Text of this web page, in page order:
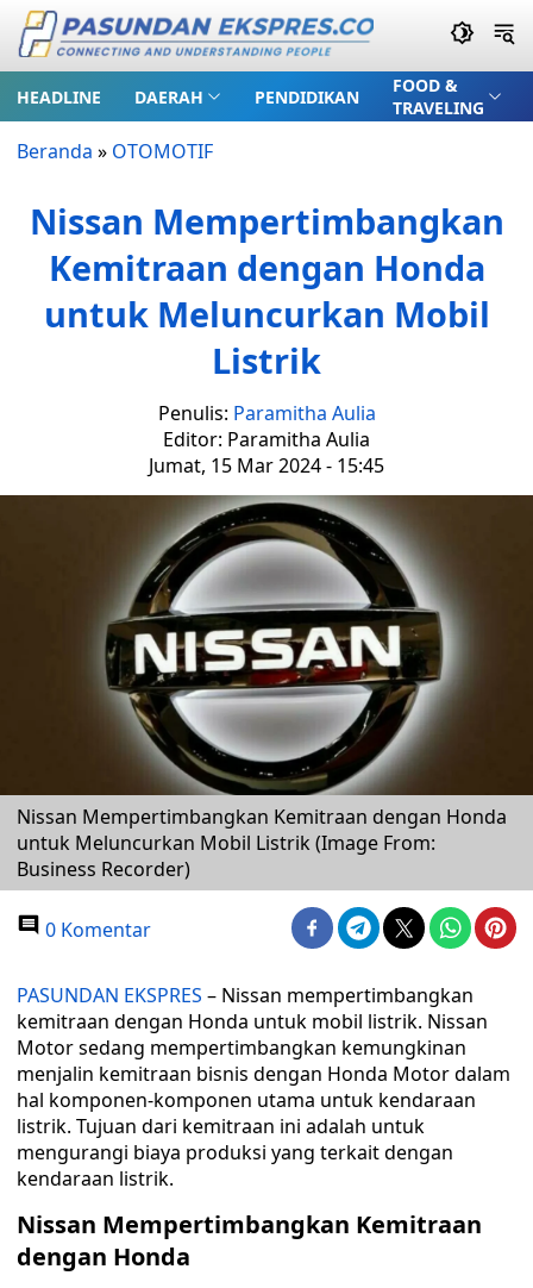
HEADLINE DAERAH PENDIDIKAN
FOOD &
TRAVELING
Beranda » OTOMOTIF
Nissan Mempertimbangkan
Kemitraan dengan Honda
untuk Meluncurkan Mobil
Listrik
Penulis: Paramitha Aulia
Editor: Paramitha Aulia
Jumat, 15 Mar 2024 - 15:45
Nissan Mempertimbangkan Kemitraan dengan Honda
untuk Meluncurkan Mobil Listrik (Image From:
Business Recorder)
0 Komentar
PASUNDAN EKSPRES – Nissan mempertimbangkan
kemitraan dengan Honda untuk mobil listrik. Nissan
Motor sedang mempertimbangkan kemungkinan
menjalin kemitraan bisnis dengan Honda Motor dalam
hal komponen-komponen utama untuk kendaraan
listrik. Tujuan dari kemitraan ini adalah untuk
mengurangi biaya produksi yang terkait dengan
kendaraan listrik.
Nissan Mempertimbangkan Kemitraan
dengan Honda